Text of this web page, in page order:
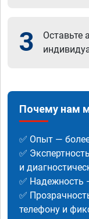
3
Оставьте
Почему нам
✅ Опыт —
✅
и
✅ Надежность
✅
телефону и